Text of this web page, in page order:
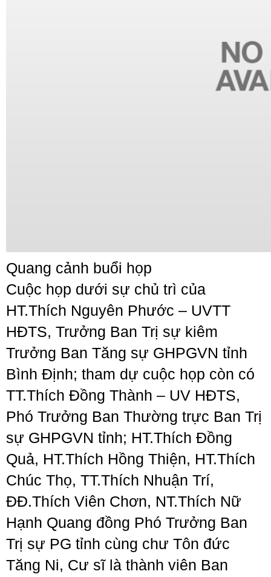
Quang cảnh buổi họp
Cuộc họp dưới sự chủ trì của
HT.Thích Nguyên Phước – UVTT
HĐTS, Trưởng Ban Trị sự kiêm
Trưởng Ban Tăng sự GHPGVN tỉnh
Bình Định; tham dự cuộc họp còn có
TT.Thích Đồng Thành – UV HĐTS,
Phó Trưởng Ban Thường trực Ban Trị
sự GHPGVN tỉnh; HT.Thích Đồng
Quả, HT.Thích Hồng Thiện, HT.Thích
Chúc Thọ, TT.Thích Nhuận Trí,
ĐĐ.Thích Viên Chơn, NT.Thích Nữ
Hạnh Quang đồng Phó Trưởng Ban
Trị sự PG tỉnh cùng chư Tôn đức
Tăng Ni, Cư sĩ là thành viên Ban